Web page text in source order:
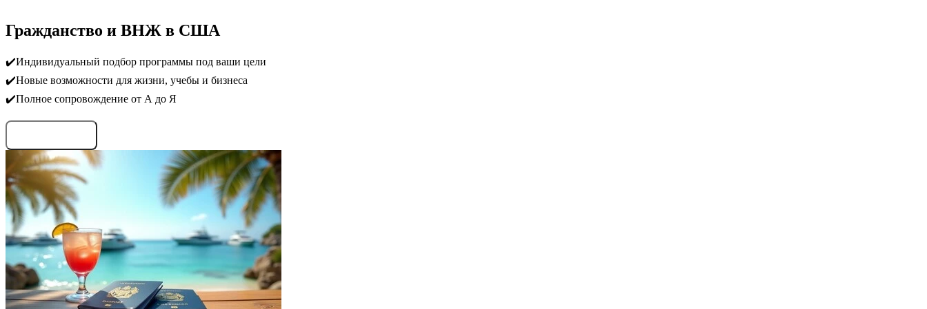
Гражданство и ВНЖ в США
✔️Индивидуальный подбор программы под ваши цели
✔️Новые возможности для жизни, учебы и бизнеса
✔️Полное сопровождение от А до Я